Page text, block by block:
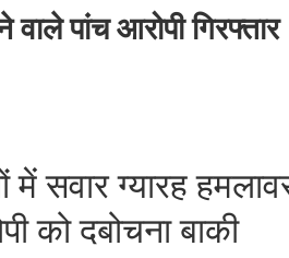
पांच आरोपी गिरफ्तार
सवार ग्यारह
को दबोचना बाकी